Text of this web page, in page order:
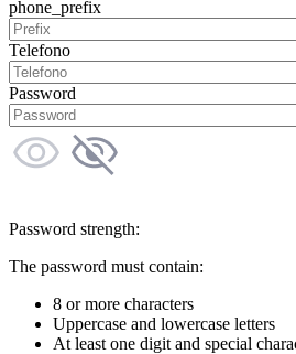
phone_prefix
Telefono
Password
Password strength:
The password must contain:
8 or more characters
Uppercase and lowercase letters
At least one digit and special